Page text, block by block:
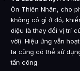
Ôn Thiên Nhân, cho
không có gì ở đó,
diệu là thay đổi vị trí
vời). Hiệu ứng vẫn
ta cũng có thể sử
tấn công.